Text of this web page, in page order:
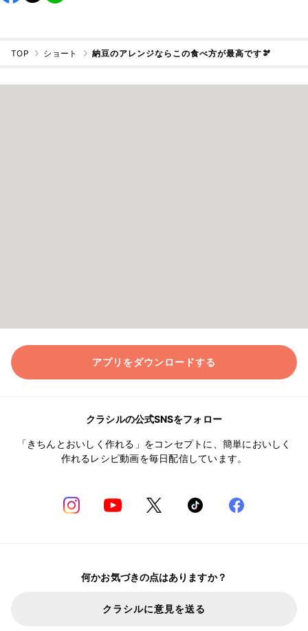
TOP ショート 納豆のアレンジならこの食べ方が最高です🫘
アプリをダウンロードする
クラシルの公式SNSをフォロー
「きちんとおいしく作れる」をコンセプトに、簡単においしく
作れるレシピ動画を毎日配信しています。
何かお気づきの点はありますか？
クラシルに意見を送る